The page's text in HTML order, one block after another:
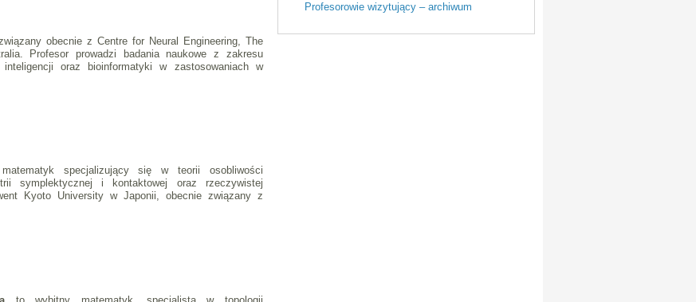
Profesorowie wizytujący – archiwum
obecnie z Centre for Neural Engineering, The
Profesor prowadzi badania naukowe z zakresu
oraz bioinformatyki w zastosowaniach w
specjalizujący się w teorii osobliwości
symplektycznej i kontaktowej oraz rzeczywistej
Kyoto University w Japonii, obecnie związany z